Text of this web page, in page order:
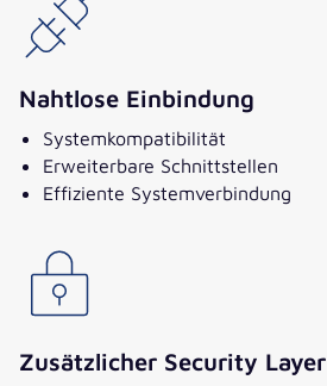
Nahtlose Einbindung
Systemkompatibilität
Erweiterbare Schnittstellen
Effiziente Systemverbindung
Zusätzlicher Security Layer